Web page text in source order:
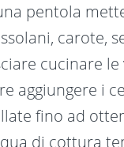
pentola
carote,
cucinare
aggiungere i
fino ad
di cottura